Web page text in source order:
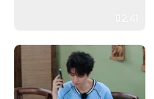
02:41